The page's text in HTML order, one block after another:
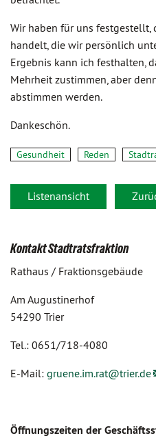
Wir haben für uns festgestellt,
handelt, die wir persönlich
Ergebnis kann ich festhalten,
Mehrheit zustimmen, aber
abstimmen werden.
Dankeschön.
Gesundheit Reden
Listenansicht
Kontakt Stadtratsfraktion
Rathaus / Fraktionsgebäude
Am Augustinerhof
54290 Trier
Tel.: 0651/718-4080
E-Mail: gruene.im.rat@trier.de
Öffnungszeiten der